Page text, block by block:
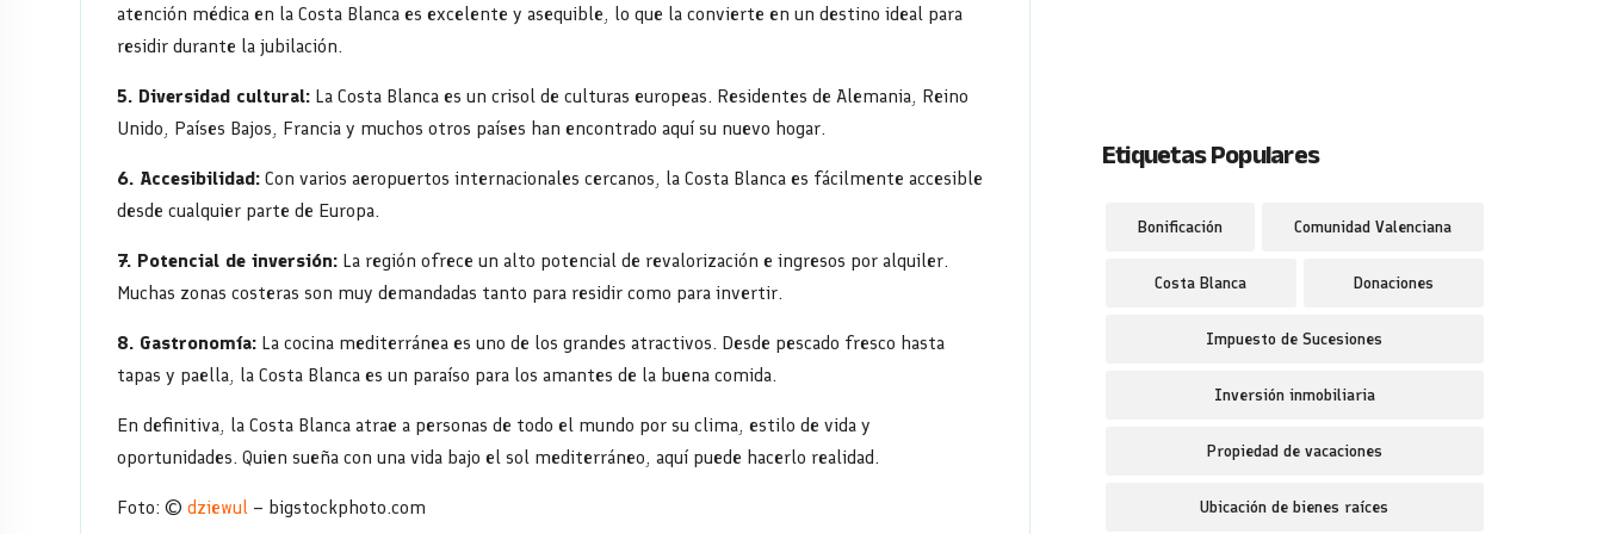
atención médica en la Costa Blanca es excelente y asequible, lo que la convierte en un destino ideal para
residir durante la jubilación.
5. Diversidad cultural: La Costa Blanca es un crisol de culturas europeas. Residentes de Alemania, Reino
Unido, Países Bajos, Francia y muchos otros países han encontrado aquí su nuevo hogar.
6. Accesibilidad: Con varios aeropuertos internacionales cercanos, la Costa Blanca es fácilmente accesible
desde cualquier parte de Europa.
7. Potencial de inversión: La región ofrece un alto potencial de revalorización e ingresos por alquiler.
Muchas zonas costeras son muy demandadas tanto para residir como para invertir.
8. Gastronomía: La cocina mediterránea es uno de los grandes atractivos. Desde pescado fresco hasta
tapas y paella, la Costa Blanca es un paraíso para los amantes de la buena comida.
En definitiva, la Costa Blanca atrae a personas de todo el mundo por su clima, estilo de vida y
oportunidades. Quien sueña con una vida bajo el sol mediterráneo, aquí puede hacerlo realidad.
Foto: © dziewul – bigstockphoto.com
Etiquetas Populares
Bonificación Comunidad Valenciana
Costa Blanca Donaciones
Impuesto de Sucesiones
Inversión inmobiliaria
Propiedad de vacaciones
Ubicación de bienes raíces